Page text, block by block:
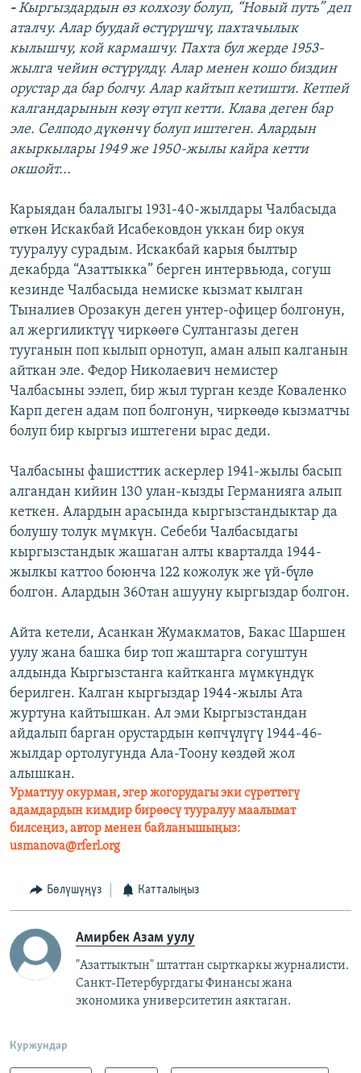
-Кыргыздардын өз колхозу болуп, “Новый путь” деп
аталчу. Алар буудай өстүрүшчү, пахтачылык
кылышчу, кой кармашчу. Пахта бул жерде 1953-
жылга чейин өстүрүлдү. Алар менен кошо биздин
орустар да бар болчу. Алар кайтып кетишти. Кетпей
калгандарынын көзү өтүп кетти. Клава деген бар
эле. Селподо дүкөнчү болуп иштеген. Алардын
акыркылары 1949 же 1950-жылы кайра кетти
окшойт...
Карыядан балалыгы 1931-40-жылдары Чалбасыда
өткөн Искакбай Исабековдон уккан бир окуя
тууралуу сурадым. Искакбай карыя былтыр
декабрда “Азаттыкка” берген интервьюда, согуш
кезинде Чалбасыда немиске кызмат кылган
Тыналиев Орозакун деген унтер-офицер болгонун,
ал жергиликтүү чиркөөгө Султангазы деген
тууганын поп кылып орнотуп, аман алып калганын
айткан эле. Федор Николаевич немистер
Чалбасыны ээлеп, бир жыл турган кезде Коваленко
Карп деген адам поп болгонун, чиркөөдө кызматчы
болуп бир кыргыз иштегени ырас деди.
Чалбасыны фашисттик аскерлер 1941-жылы басып
алгандан кийин 130 улан-кызды Германияга алып
кеткен. Алардын арасында кыргызстандыктар да
болушу толук мүмкүн. Себеби Чалбасыдагы
кыргызстандык жашаган алты кварталда 1944-
жылкы каттоо боюнча 122 кожолук же үй-бүлө
болгон. Алардын 360тан ашууну кыргыздар болгон.
Айта кетели, Асанкан Жумакматов, Бакас Шаршен
уулу жана башка бир топ жаштарга согуштун
алдында Кыргызстанга кайтканга мүмкүндүк
берилген. Калган кыргыздар 1944-жылы Ата
журтуна кайтышкан. Ал эми Кыргызстандан
айдалып барган орустардын көпчүлүгү 1944-46-
жылдар ортолугунда Ала-Тоону көздөй жол
алышкан.
Урматтуу окурман, эгер жогорудагы эки сүрөттөгү
адамдардын кимдир бирөөсү тууралуу маалымат
билсеңиз, автор менен байланышыңыз:
usmanova@rferl.org
Бөлүшүңүз Катталыңыз
Амирбек Азам уулу
"Азаттыктын" штаттан сырткаркы журналисти.
Санкт-Петербургдагы Финансы жана
экономика университетин аяктаган.
Куржундар